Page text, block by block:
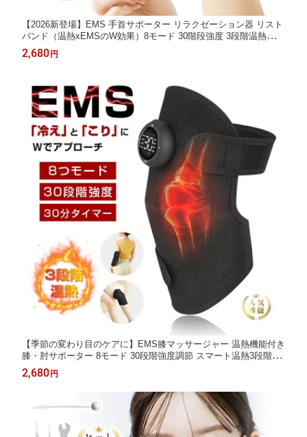
【2026新登場】EMS 手首サポーター リラクゼーション器 リスト
バンド（温熱xEMSのW効果）8モード 30階段強度 3段階温熱で手
首をしっかりケア Type-C充電 超軽量 携帯便利 プレゼント 育児
家事 パソコン作業 男女/左右兼用 ブラック
2,680円
【季節の変わり目のケアに】EMS膝マッサージャー 温熱機能付き
膝・肘サポーター 8モード 30段階強度調節 スマート温熱3段階 薄
型 軽量 コードレス 関節ケア 冷え対策 スポーツ後ケア ランニン
グ リハビリ 膝肘兼用 男女兼用 自宅ケア
2,680円